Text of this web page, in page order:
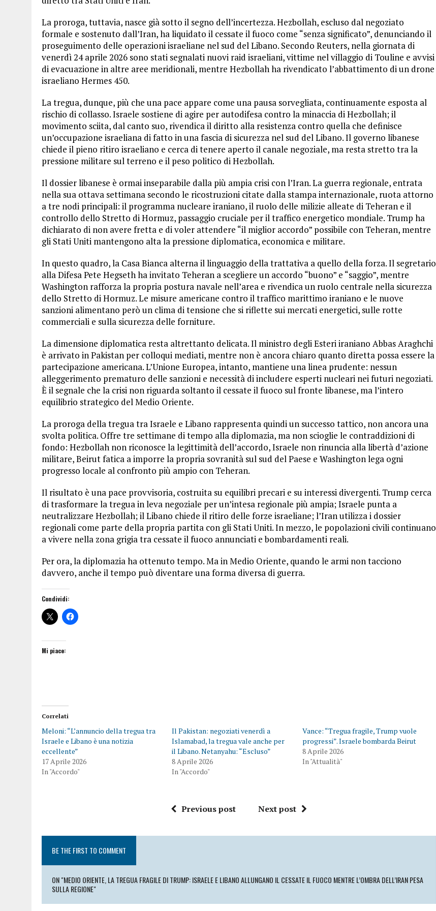
La proroga, tuttavia, nasce già sotto il segno dell’incertezza. Hezbollah, escluso dal negoziato
formale e sostenuto dall’Iran, ha liquidato il cessate il fuoco come “senza significato”, denunciando il
proseguimento delle operazioni israeliane nel sud del Libano. Secondo Reuters, nella giornata di
venerdì 24 aprile 2026 sono stati segnalati nuovi raid israeliani, vittime nel villaggio di Touline e avvisi
di evacuazione in altre aree meridionali, mentre Hezbollah ha rivendicato l’abbattimento di un drone
israeliano Hermes 450.
La tregua, dunque, più che una pace appare come una pausa sorvegliata, continuamente esposta al
rischio di collasso. Israele sostiene di agire per autodifesa contro la minaccia di Hezbollah; il
movimento sciita, dal canto suo, rivendica il diritto alla resistenza contro quella che definisce
un’occupazione israeliana di fatto in una fascia di sicurezza nel sud del Libano. Il governo libanese
chiede il pieno ritiro israeliano e cerca di tenere aperto il canale negoziale, ma resta stretto tra la
pressione militare sul terreno e il peso politico di Hezbollah.
Il dossier libanese è ormai inseparabile dalla più ampia crisi con l’Iran. La guerra regionale, entrata
nella sua ottava settimana secondo le ricostruzioni citate dalla stampa internazionale, ruota attorno
a tre nodi principali: il programma nucleare iraniano, il ruolo delle milizie alleate di Teheran e il
controllo dello Stretto di Hormuz, passaggio cruciale per il traffico energetico mondiale. Trump ha
dichiarato di non avere fretta e di voler attendere “il miglior accordo” possibile con Teheran, mentre
gli Stati Uniti mantengono alta la pressione diplomatica, economica e militare.
In questo quadro, la Casa Bianca alterna il linguaggio della trattativa a quello della forza. Il segretario
alla Difesa Pete Hegseth ha invitato Teheran a scegliere un accordo “buono” e “saggio”, mentre
Washington rafforza la propria postura navale nell’area e rivendica un ruolo centrale nella sicurezza
dello Stretto di Hormuz. Le misure americane contro il traffico marittimo iraniano e le nuove
sanzioni alimentano però un clima di tensione che si riflette sui mercati energetici, sulle rotte
commerciali e sulla sicurezza delle forniture.
La dimensione diplomatica resta altrettanto delicata. Il ministro degli Esteri iraniano Abbas Araghchi
è arrivato in Pakistan per colloqui mediati, mentre non è ancora chiaro quanto diretta possa essere la
partecipazione americana. L’Unione Europea, intanto, mantiene una linea prudente: nessun
alleggerimento prematuro delle sanzioni e necessità di includere esperti nucleari nei futuri negoziati.
È il segnale che la crisi non riguarda soltanto il cessate il fuoco sul fronte libanese, ma l’intero
equilibrio strategico del Medio Oriente.
La proroga della tregua tra Israele e Libano rappresenta quindi un successo tattico, non ancora una
svolta politica. Offre tre settimane di tempo alla diplomazia, ma non scioglie le contraddizioni di
fondo: Hezbollah non riconosce la legittimità dell’accordo, Israele non rinuncia alla libertà d’azione
militare, Beirut fatica a imporre la propria sovranità sul sud del Paese e Washington lega ogni
progresso locale al confronto più ampio con Teheran.
Il risultato è una pace provvisoria, costruita su equilibri precari e su interessi divergenti. Trump cerca
di trasformare la tregua in leva negoziale per un’intesa regionale più ampia; Israele punta a
neutralizzare Hezbollah; il Libano chiede il ritiro delle forze israeliane; l’Iran utilizza i dossier
regionali come parte della propria partita con gli Stati Uniti. In mezzo, le popolazioni civili continuano
a vivere nella zona grigia tra cessate il fuoco annunciati e bombardamenti reali.
Per ora, la diplomazia ha ottenuto tempo. Ma in Medio Oriente, quando le armi non tacciono
davvero, anche il tempo può diventare una forma diversa di guerra.
Condividi:
Mi piace:
Correlati
Meloni: “L’annuncio della tregua tra
Israele e Libano è una notizia
eccellente”
17 Aprile 2026
In "Accordo"
Il Pakistan: negoziati venerdì a
Islamabad, la tregua vale anche per
il Libano. Netanyahu: “Escluso”
8 Aprile 2026
In "Accordo"
Vance: “Tregua fragile, Trump vuole
progressi”. Israele bombarda Beirut
8 Aprile 2026
In "Attualità"
Previous post Next post
BE THE FIRST TO COMMENT
ON "MEDIO ORIENTE, LA TREGUA FRAGILE DI TRUMP: ISRAELE E LIBANO ALLUNGANO IL CESSATE IL FUOCO MENTRE L’OMBRA DELL’IRAN PESA
SULLA REGIONE"